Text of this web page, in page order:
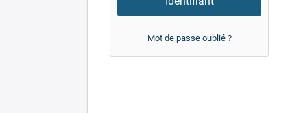
Mot de passe oublié ?